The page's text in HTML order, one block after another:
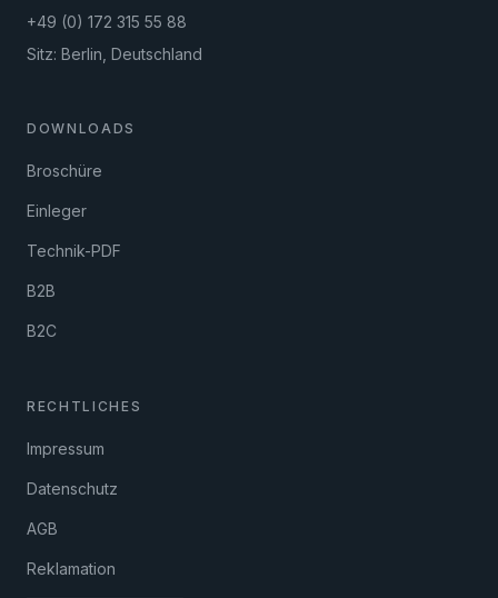
+49 (0) 172 315 55 88
Sitz: Berlin, Deutschland
DOWNLOADS
Broschüre
Einleger
Technik-PDF
B2B
B2C
RECHTLICHES
Impressum
Datenschutz
AGB
Reklamation